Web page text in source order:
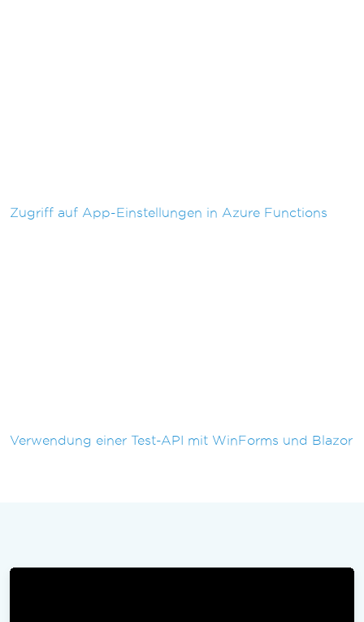
Zugriff auf App-Einstellungen in Azure Functions
Verwendung einer Test-API mit WinForms und Blazor